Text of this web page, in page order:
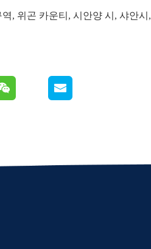
, 위곤 카운티, 시안양 시, 샤안시,